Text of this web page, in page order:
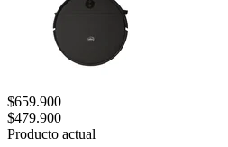
$659.900
$479.900
Producto actual